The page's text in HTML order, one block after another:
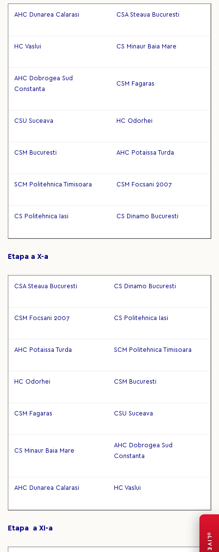
AHC Dunarea Calarasi CSA Steaua Bucuresti
HC Vaslui CS Minaur Baia Mare
AHC Dobrogea Sud
Constanta
CSM Fagaras
CSU Suceava HC Odorhei
CSM Bucuresti AHC Potaissa Turda
SCM Politehnica Timisoara CSM Focsani 2007
CS Politehnica Iasi CS Dinamo Bucuresti
Etapa a X-a
CSA Steaua Bucuresti CS Dinamo Bucuresti
CSM Focsani 2007 CS Politehnica Iasi
AHC Potaissa Turda SCM Politehnica Timisoara
HC Odorhei CSM Bucuresti
CSM Fagaras CSU Suceava
CS Minaur Baia Mare
AHC Dobrogea Sud
Constanta
AHC Dunarea Calarasi HC Vaslui
Etapa a XI-a
LIVE